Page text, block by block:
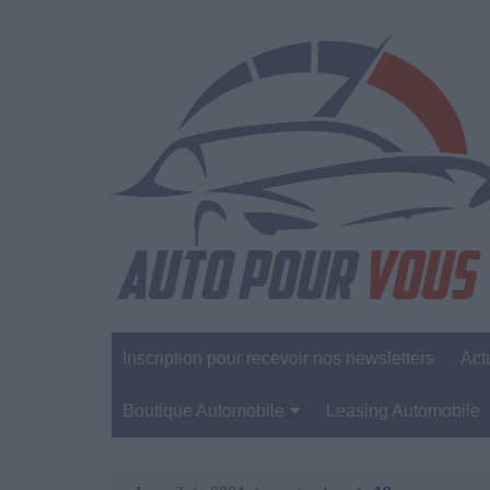
Inscription pour recevoir nos newsletters
Boutique Automobile Leasing Automobile